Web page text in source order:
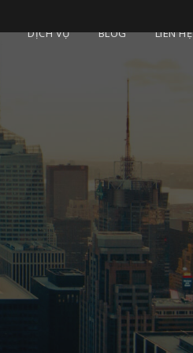
DỊCH VỤ BLOG LIÊN HỆ